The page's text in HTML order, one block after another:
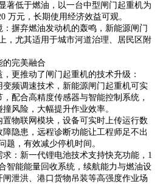
著低于燃油，以一台中型闸门起重机为
万元，长期使用经济效益可观。
摒弃燃油发动机的轰鸣，新能源闸门
，尤其适用于城市河道治理、居民区附
的完美融合
更推动了闸门起重机的技术升级：
频调速技术，新能源闸门起重机可实
配合高精度传感器与智能控制系统，
风险，大幅提升作业效率。
物联网模块，设备可实时上传运行数
隐患，远程诊断功能让工程师足不出
题，有效减少停机时间。
：新一代锂电池技术支持快充功能，1
智能能量回收系统，续航能力与燃油设
泄洪、港口货物吊装等高强度作业场